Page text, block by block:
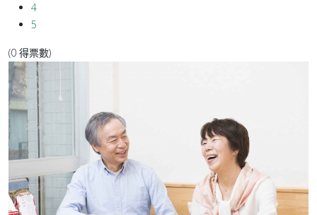
4
5
(0 得票數)